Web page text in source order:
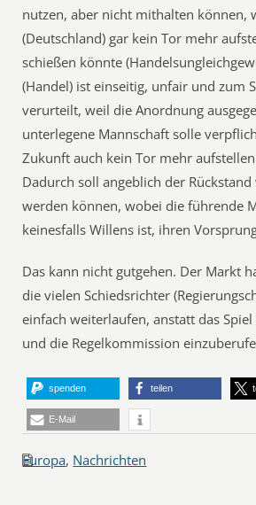
nutzen, aber nicht mithalten können,
(Deutschland) gar kein Tor mehr
schießen könnte
(Handel) ist einseitig, unfair und zum
verurteilt, weil die Anordnung
unterlegene Mannschaft solle
Zukunft auch kein Tor mehr
Dadurch soll angeblich der
werden können, wobei die führende
keinesfalls Willens ist, ihren
Das kann nicht gutgehen. Der Markt
die vielen Schiedsrichter
einfach weiterlaufen, anstatt das
und die Regelkommission
spenden teilen
E-Mail
Europa, Nachrichten